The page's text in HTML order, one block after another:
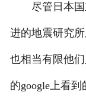
尽管日本国
进的地震研究
也相当有限他
的google上看